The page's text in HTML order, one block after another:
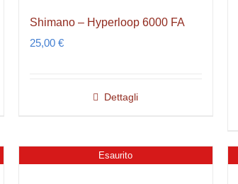
Shimano – Hyperloop 6000 FA
25,00 €
Dettagli
Esaurito